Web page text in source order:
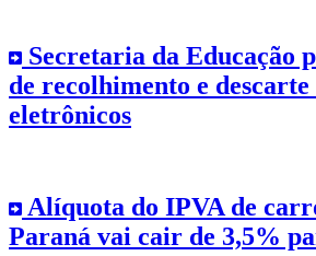
Secretaria da Educação
de recolhimento e
eletrônicos
Alíquota do IPVA de
Paraná vai cair de 3,5%